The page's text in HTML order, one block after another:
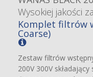
Wysokiej jakości
Komplet filtrów
Coarse)
Zestaw filtrów
200V 300V